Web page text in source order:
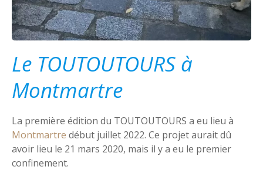
Le TOUTOUTOURS à
Montmartre
La première édition du TOUTOUTOURS a eu lieu à
Montmartre début juillet 2022. Ce projet aurait dû
avoir lieu le 21 mars 2020, mais il y a eu le premier
confinement.